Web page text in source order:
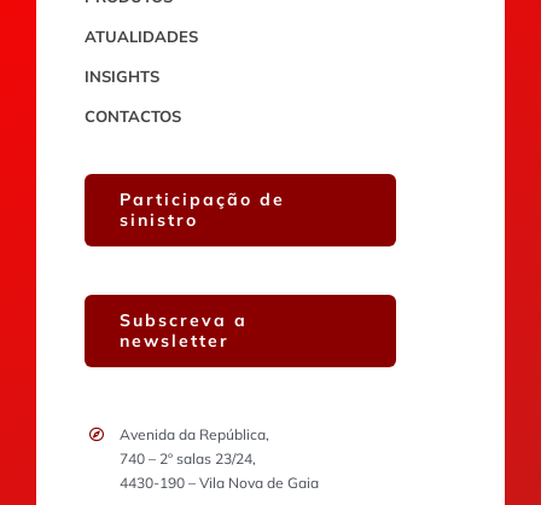
ATUALIDADES
INSIGHTS
CONTACTOS
Participação de
sinistro
Subscreva a
newsletter
Avenida da República,
740 – 2º salas 23/24,
4430-190 – Vila Nova de Gaia